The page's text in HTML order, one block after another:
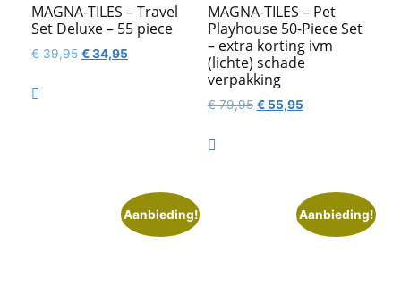
MAGNA-TILES – Travel
Set Deluxe – 55 piece
€39,95 Oorspronkelijke
€34,95Huidige

MAGNA-TILES – Pet
Playhouse 50-Piece Set
– extra korting ivm
(lichte) schade
verpakking
€79,95 Oorspronkelijke
€55,95Huidige

Aanbieding! Aanbieding!